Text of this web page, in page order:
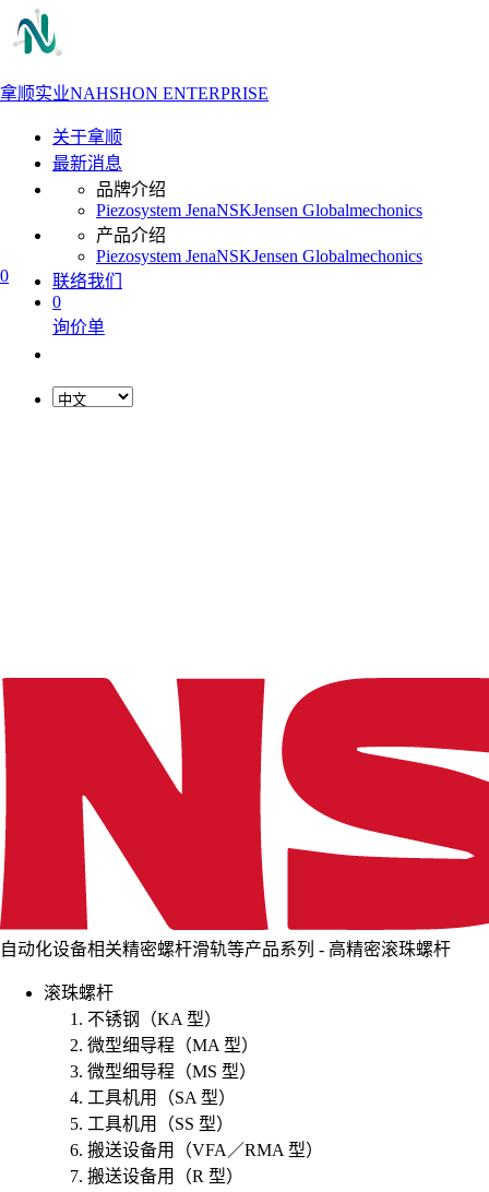
拿顺实业NAHSHON ENTERPRISE
0
关于拿顺
最新消息
品牌介绍
Piezosystem JenaNSKJensen Globalmechonics
产品介绍
Piezosystem JenaNSKJensen Globalmechonics
联络我们
0
询价单
自动化设备相关精密螺杆滑轨等产品系列 - 高精密滚珠螺杆
滚珠螺杆
不锈钢（KA 型）
微型细导程（MA 型）
微型细导程（MS 型）
工具机用（SA 型）
工具机用（SS 型）
搬送设备用（VFA／RMA 型）
搬送设备用（R 型）